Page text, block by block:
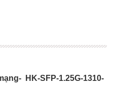
HK-SFP-1.25G-1310-